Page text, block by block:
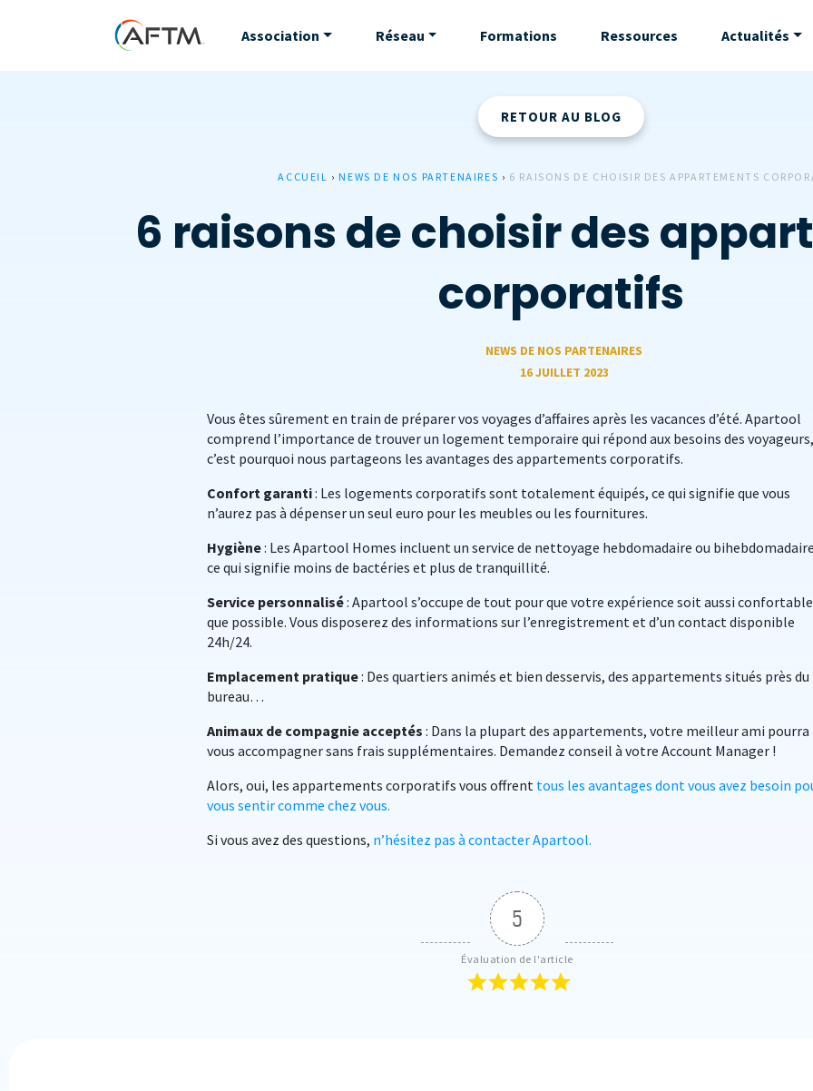
Association Réseau Formations Ressources Actualités
RETOUR AU BLOG
ACCUEIL › NEWS DE NOS PARTENAIRES › 6 RAISONS DE CHOISIR DES APPARTEMENTS
6 raisons de choisir des
corporatifs
NEWS DE NOS PARTENAIRES
16 JUILLET 2023
Vous êtes sûrement en train de préparer vos voyages d’affaires après les vacances d’été. Apartool
comprend l’importance de trouver un logement temporaire qui répond aux besoins des voyageurs,
c’est pourquoi nous partageons les avantages des appartements corporatifs.
Confort garanti: Les logements corporatifs sont totalement équipés, ce qui signifie que vous
n’aurez pas à dépenser un seul euro pour les meubles ou les fournitures.
Hygiène: Les Apartool Homes incluent un service de nettoyage hebdomadaire ou
ce qui signifie moins de bactéries et plus de tranquillité.
Service personnalisé: Apartool s’occupe de tout pour que votre expérience soit aussi confortable
que possible. Vous disposerez des informations sur l’enregistrement et d’un contact disponible
24h/24.
Emplacement pratique: Des quartiers animés et bien desservis, des appartements situés près du
bureau…
Animaux de compagnie acceptés : Dans la plupart des appartements, votre meilleur ami pourra
vous accompagner sans frais supplémentaires. Demandez conseil à votre Account Manager !
Alors, oui, les appartements corporatifs vous offrent tous les avantages dont vous avez besoin
vous sentir comme chez vous.
Si vous avez des questions, n’hésitez pas à contacter Apartool.
5
Évaluation de l'article